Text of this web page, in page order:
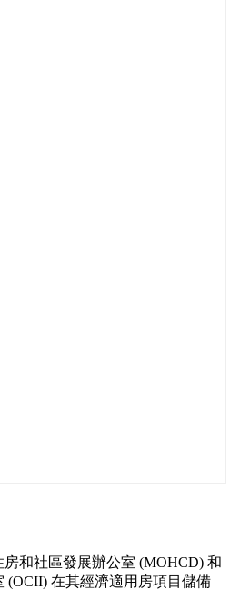
房和社區發展辦公室 (MOHCD) 和
(OCII) 在其經濟適用房項目儲備